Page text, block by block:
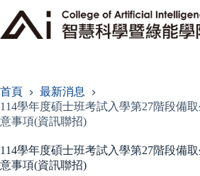
至
主
首頁
最新消息
114學年度碩士班考試入學第27階段備
意事項(資訊聯招)
114學年度碩士班考試入學第27階段備
意事項(資訊聯招)